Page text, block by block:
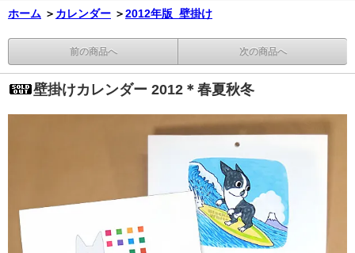
ホーム ＞ カレンダー ＞2012年版_壁掛け
前の商品へ 次の商品へ
壁掛けカレンダー 2012＊春夏秋冬